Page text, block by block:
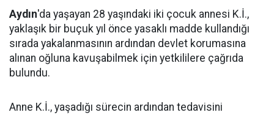
Aydın'da yaşayan 28 yaşındaki iki çocuk annesi K.İ.,
yaklaşık bir buçuk yıl önce yasaklı madde kullandığı
sırada yakalanmasının ardından devlet korumasına
alınan oğluna kavuşabilmek için yetkililere çağrıda
bulundu.
Anne K.İ., yaşadığı sürecin ardından tedavisini